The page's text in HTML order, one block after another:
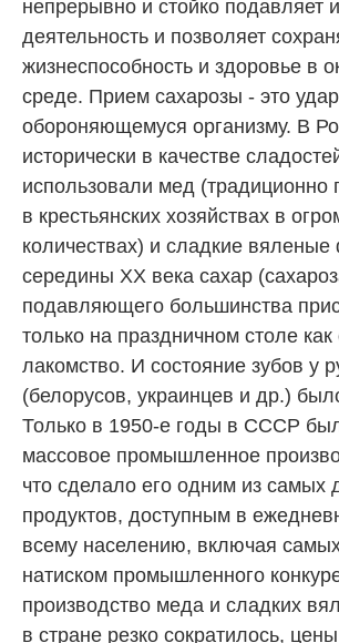
непрерывно и стойко подавляет
деятельность и позволяет
жизнеспособность и здоровье в
среде. Прием сахарозы - это
обороняющемуся организму. В
исторически в качестве
использовали мед (традиционно
в крестьянских хозяйствах в
количествах) и сладкие
середины XX века сахар
подавляющего большинства
только на праздничном столе как
лакомство. И состояние зубов у
(белорусов, украинцев и др.)
Только в 1950-е годы в СССР
массовое промышленное
что сделало его одним из самых
продуктов, доступным в
всему населению, включая
натиском промышленного
производство меда и сладких
в стране резко сократилось,